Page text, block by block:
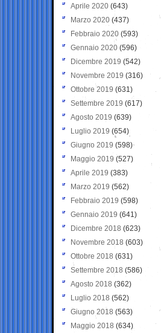
Aprile 2020 (643)
Marzo 2020 (437)
Febbraio 2020 (593)
Gennaio 2020 (596)
Dicembre 2019 (542)
Novembre 2019 (316)
Ottobre 2019 (631)
Settembre 2019 (617)
Agosto 2019 (639)
Luglio 2019 (654)
Giugno 2019 (598)
Maggio 2019 (527)
Aprile 2019 (383)
Marzo 2019 (562)
Febbraio 2019 (598)
Gennaio 2019 (641)
Dicembre 2018 (623)
Novembre 2018 (603)
Ottobre 2018 (631)
Settembre 2018 (586)
Agosto 2018 (362)
Luglio 2018 (562)
Giugno 2018 (563)
Maggio 2018 (634)